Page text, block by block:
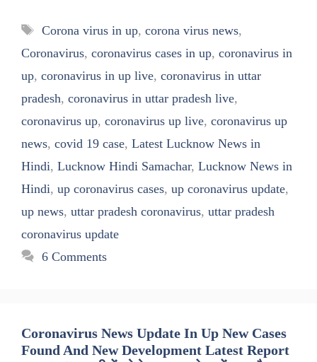
Tags
Corona virus in up, corona virus news,
Coronavirus, coronavirus cases in up, coronavirus in
up, coronavirus in up live, coronavirus in uttar
pradesh, coronavirus in uttar pradesh live,
coronavirus up, coronavirus up live, coronavirus up
news, covid 19 case, Latest Lucknow News in
Hindi, Lucknow Hindi Samachar, Lucknow News in
Hindi, up coronavirus cases, up coronavirus update,
up news, uttar pradesh coronavirus, uttar pradesh
coronavirus update
6 Comments
Coronavirus News Update In Up New Cases
Found And New Development Latest Report